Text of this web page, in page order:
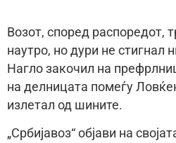
Возот, според распоредот,
наутро, но дури не стигнал
Нагло закочил на
на делницата помеѓу
излетал од шините.
„Србијавоз“ објави на